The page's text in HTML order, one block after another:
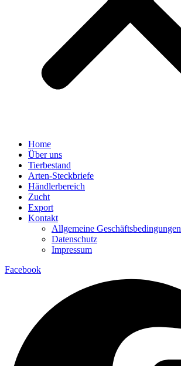
Home
Über uns
Tierbestand
Arten-Steckbriefe
Händlerbereich
Zucht
Export
Kontakt
Allgemeine Geschäftsbedingungen
Datenschutz
Impressum
Facebook